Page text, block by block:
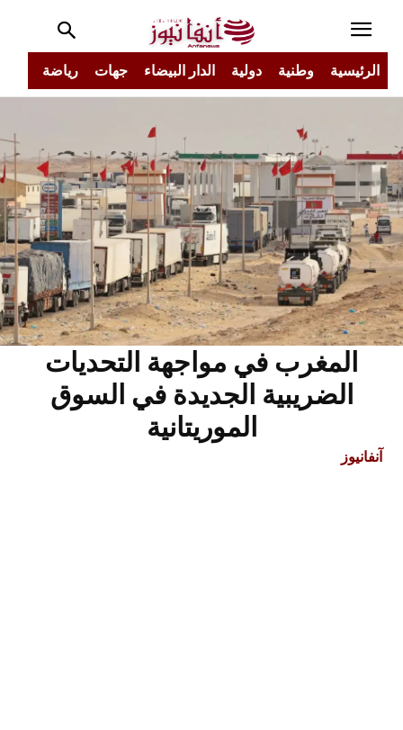
الرئيسية وطنية دولية الدار البيضاء جهات رياضة
المغرب في مواجهة التحديات
الضريبية الجديدة في السوق
الموريتانية
آنفانيوز